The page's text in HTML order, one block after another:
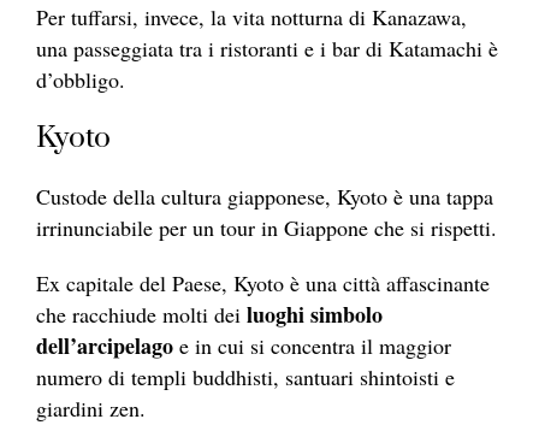
Per tuffarsi, invece, la vita notturna di Kanazawa,
una passeggiata tra i ristoranti e i bar di Katamachi è
d’obbligo.
Kyoto
Custode della cultura giapponese, Kyoto è una tappa
irrinunciabile per un tour in Giappone che si rispetti.
Ex capitale del Paese, Kyoto è una città affascinante
che racchiude molti dei luoghi simbolo
dell’arcipelago e in cui si concentra il maggior
numero di templi buddhisti, santuari shintoisti e
giardini zen.